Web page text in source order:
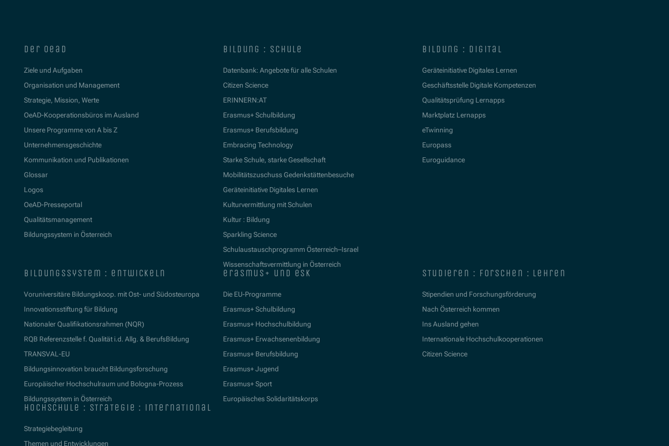
der oead
Ziele und Aufgaben
Organisation und Management
Strategie, Mission, Werte
OeAD-Kooperationsbüros im Ausland
Unsere Programme von A bis Z
Unternehmensgeschichte
Kommunikation und Publikationen
Glossar
Logos
OeAD-Presseportal
Qualitätsmanagement
Bildungssystem in Österreich
bildung : schule
Datenbank: Angebote für alle Schulen
Citizen Science
ERINNERN:AT
Erasmus+ Schulbildung
Erasmus+ Berufsbildung
Embracing Technology
Starke Schule, starke Gesellschaft
Mobilitätszuschuss Gedenkstättenbesuche
Geräteinitiative Digitales Lernen
Kulturvermittlung mit Schulen
Kultur : Bildung
Sparkling Science
Schulaustauschprogramm Österreich–Israel
Wissenschaftsvermittlung in Österreich
bildung : digital
Geräteinitiative Digitales Lernen
Geschäftsstelle Digitale Kompetenzen
Qualitätsprüfung Lernapps
Marktplatz Lernapps
eTwinning
Europass
Euroguidance
bildungssystem : entwickeln
Voruniversitäre Bildungskoop. mit Ost- und Südosteuropa
Innovationsstiftung für Bildung
Nationaler Qualifikationsrahmen (NQR)
RQB Referenzstelle f. Qualität i.d. Allg. & BerufsBildung
TRANSVAL-EU
Bildungsinnovation braucht Bildungsforschung
Europäischer Hochschulraum und Bologna-Prozess
Bildungssystem in Österreich
erasmus+ und esk
Die EU-Programme
Erasmus+ Schulbildung
Erasmus+ Hochschulbildung
Erasmus+ Erwachsenenbildung
Erasmus+ Berufsbildung
Erasmus+ Jugend
Erasmus+ Sport
Europäisches Solidaritätskorps
studieren : forschen : lehren
Stipendien und Forschungsförderung
Nach Österreich kommen
Ins Ausland gehen
Internationale Hochschulkooperationen
Citizen Science
hochschule : strategie : international
Strategiebegleitung
Themen und Entwicklungen